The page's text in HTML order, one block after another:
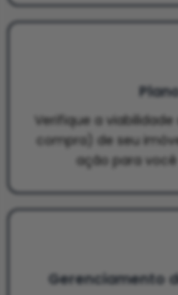
Verifique a
compra) de seu
ação para
Gerenciamento